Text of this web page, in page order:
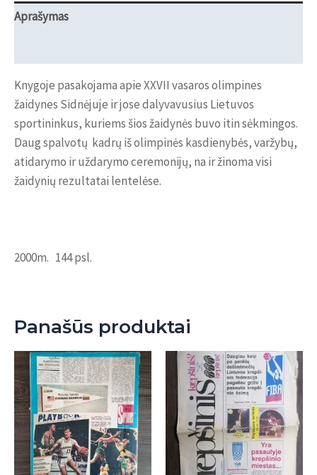
Aprašymas
Knygoje pasakojama apie XXVII vasaros olimpines
žaidynes Sidnėjuje ir jose dalyvavusius Lietuvos
sportininkus, kuriems šios žaidynės buvo itin sėkmingos.
Daug spalvotų kadrų iš olimpinės kasdienybės, varžybų,
atidarymo ir uždarymo ceremonijų, na ir žinoma visi
žaidynių rezultatai lentelėse.
2000m. 144 psl.
Panašūs produktai